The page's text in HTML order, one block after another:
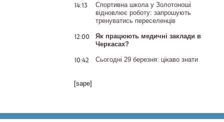
14:13
Спортивна школа у Золотоноші
відновлює роботу: запрошують
тренуватись переселенців
12:00
Як працюють медичні заклади в
Черкасах?
10:42 Сьогодні 29 березня: цікаво знати
[sape]